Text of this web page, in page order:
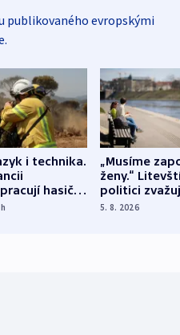
publikovaného evropskými
i technika.
hasiči z
zemí
h
„Musíme
ženy.“
politici
dohodu o
5. 8. 2026